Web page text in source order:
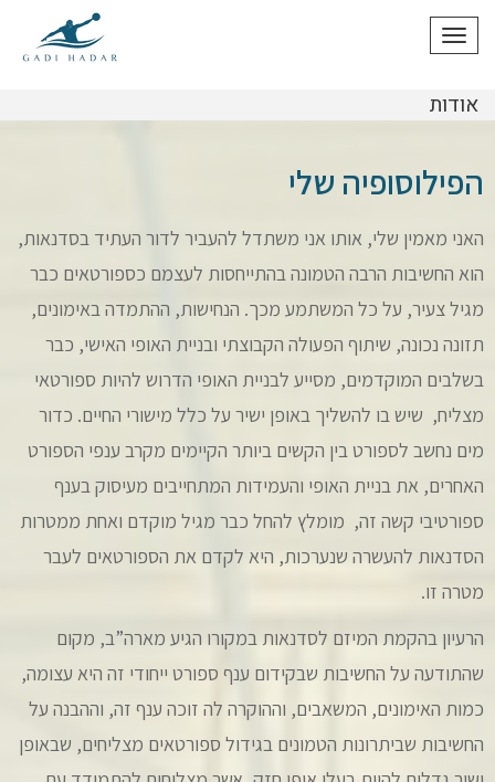
תפריט
אודות
הפילוסופיה שלי
האני מאמין שלי, אותו אני משתדל להעביר לדור העתיד בסדנאות,
הוא החשיבות הרבה הטמונה בהתייחסות לעצמם כספורטאים כבר
מגיל צעיר, על כל המשתמע מכך. הנחישות, ההתמדה באימונים,
תזונה נכונה, שיתוף הפעולה הקבוצתי ובניית האופי האישי, כבר
בשלבים המוקדמים, מסייע לבניית האופי הדרוש להיות ספורטאי
מצליח, שיש בו להשליך באופן ישיר על כלל מישורי החיים. כדור
מים נחשב לספורט בין הקשים ביותר הקיימים מקרב ענפי הספורט
האחרים, את בניית האופי והעמידות המתחייבים מעיסוק בענף
ספורטיבי קשה זה, מומלץ להחל כבר מגיל מוקדם ואחת ממטרות
הסדנאות להעשרה שנערכות, היא לקדם את הספורטאים לעבר
מטרה זו.
הרעיון בהקמת המיזם לסדנאות במקורו הגיע מארה”ב, מקום
שהתודעה על החשיבות שבקידום ענף ספורט ייחודי זה היא עצומה,
כמות האימונים, המשאבים, וההוקרה לה זוכה ענף זה, וההבנה על
החשיבות שביתרונות הטמונים בגידול ספורטאים מצליחים, שבאופן